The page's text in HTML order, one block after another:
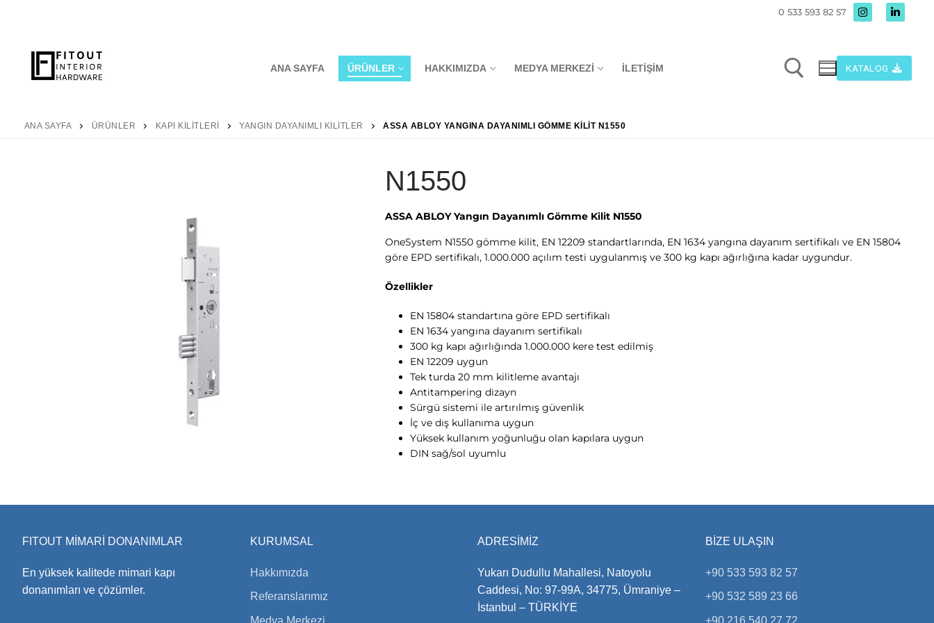
0 533 593 82 57
ANA SAYFA ÜRÜNLER HAKKIMIZDA MEDYA MERKEZI İLETIŞIM KATALOG
ANA SAYFA ÜRÜNLER KAPI KILITLERI YANGIN DAYANIMLI KILITLER ASSA ABLOY YANGINA DAYANIMLI GÖMME KILIT N1550
N1550
ASSA ABLOY Yangın Dayanımlı Gömme Kilit N1550
OneSystem N1550 gömme kilit, EN 12209 standartlarında, EN 1634 yangına dayanım sertifikalı ve EN 15804
göre EPD sertifikalı, 1.000.000 açılım testi uygulanmış ve 300 kg kapı ağırlığına kadar uygundur.
Özellikler
EN 15804 standartına göre EPD sertifikalı
EN 1634 yangına dayanım sertifikalı
300 kg kapı ağırlığında 1.000.000 kere test edilmiş
EN 12209 uygun
Tek turda 20 mm kilitleme avantajı
Antitampering dizayn
Sürgü sistemi ile artırılmış güvenlik
İç ve dış kullanıma uygun
Yüksek kullanım yoğunluğu olan kapılara uygun
DIN sağ/sol uyumlu
FITOUT MİMARİ DONANIMLAR
En yüksek kalitede mimari kapı
donanımları ve çözümler.
KURUMSAL
Hakkımızda
Referanslarımız
Medya Merkezi
ADRESIMIZ
Yukarı Dudullu Mahallesi, Natoyolu
Caddesi, No: 97-99A, 34775, Ümraniye –
İstanbul – TÜRKİYE
BIZE ULAŞIN
+90 533 593 82 57
+90 532 589 23 66
+90 216 540 27 72